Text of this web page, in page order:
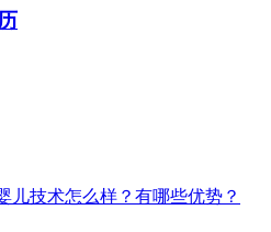
儿技术怎么样？有哪些优势？